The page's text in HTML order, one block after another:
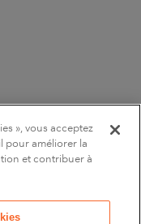
», vous acceptez
pour améliorer la
et contribuer à